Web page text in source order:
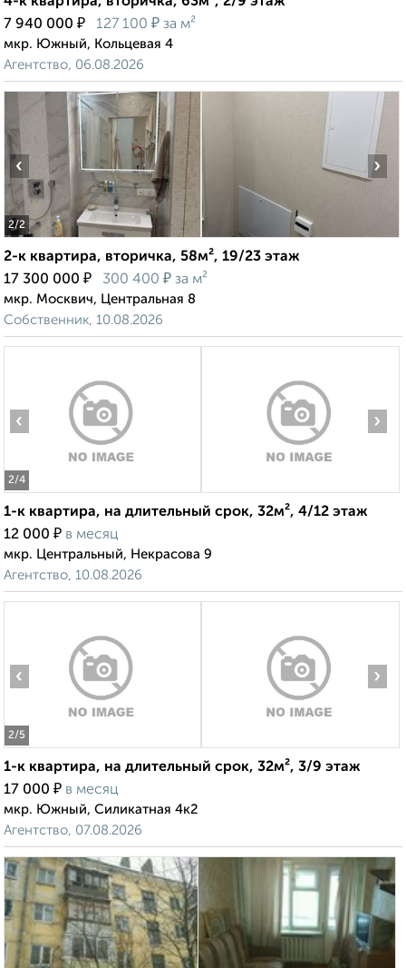
7 940 000 ₽ 127 100 ₽ за м²
мкр. Южный, Кольцевая 4
Агентство, 06.08.2026
2/2
‹ ›
2-к квартира, вторичка, 58м², 19/23 этаж
17 300 000 ₽ 300 400 ₽ за м²
мкр. Москвич, Центральная 8
Собственник, 10.08.2026
2/4
‹ ›
1-к квартира, на длительный срок, 32м², 4/12 этаж
12 000 ₽ в месяц
мкр. Центральный, Некрасова 9
Агентство, 10.08.2026
2/5
‹ ›
1-к квартира, на длительный срок, 32м², 3/9 этаж
17 000 ₽ в месяц
мкр. Южный, Силикатная 4к2
Агентство, 07.08.2026